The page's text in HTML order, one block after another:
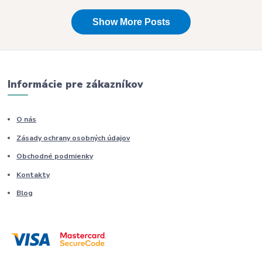
Informácie pre zákazníkov
O nás
Zásady ochrany osobných údajov
Obchodné podmienky
Kontakty
Blog